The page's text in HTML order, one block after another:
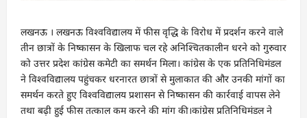
लखनऊ । लखनऊ विश्वविद्यालय में फीस वृद्धि के विरोध में प्रदर्शन करने वाले
तीन छात्रों के निष्कासन के खिलाफ चल रहे अनिश्चितकालीन धरने को गुरुवार
को उत्तर प्रदेश कांग्रेस कमेटी का समर्थन मिला। कांग्रेस के एक प्रतिनिधिमंडल
ने विश्वविद्यालय पहुंचकर धरनारत छात्रों से मुलाकात की और उनकी मांगों का
समर्थन करते हुए विश्वविद्यालय प्रशासन से निष्कासन की कार्रवाई वापस लेने
तथा बढ़ी हुई फीस तत्काल कम करने की मांग की।कांग्रेस प्रतिनिधिमंडल ने